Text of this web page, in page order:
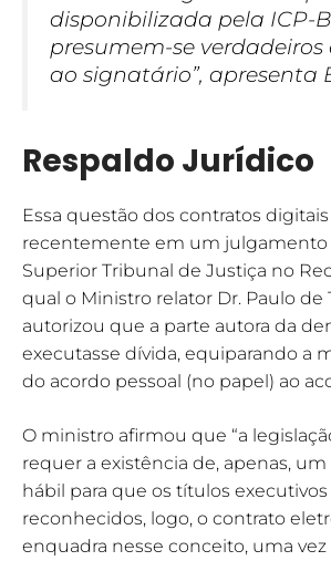
disponibilizada pela ICP-
presumem-se
ao signatário”, apresenta
Respaldo Jurídico
Essa questão dos contratos
recentemente em um julgamento
Superior Tribunal de Justiça no
qual o Ministro relator Dr. Paulo de
autorizou que a parte autora da
executasse dívida, equiparando a
do acordo pessoal (no papel) ao
O ministro afirmou que “a
requer a existência de, apenas,
hábil para que os títulos
reconhecidos, logo, o contrato
enquadra nesse conceito, uma vez